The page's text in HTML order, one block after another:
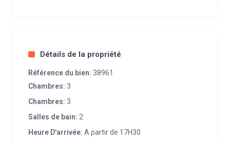
Détails de la propriété
Référence du bien: 38961
Chambres: 3
Chambres: 3
Salles de bain: 2
Heure D'arrivée: A partir de 17H30